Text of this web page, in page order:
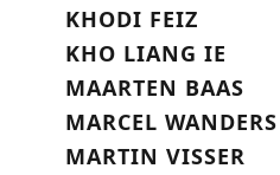
KHODI FEIZ
KHO LIANG IE
MAARTEN BAAS
MARCEL WANDERS
MARTIN VISSER